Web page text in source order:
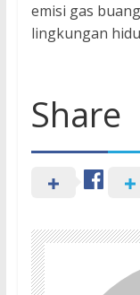
emisi gas
lingkungan
Share